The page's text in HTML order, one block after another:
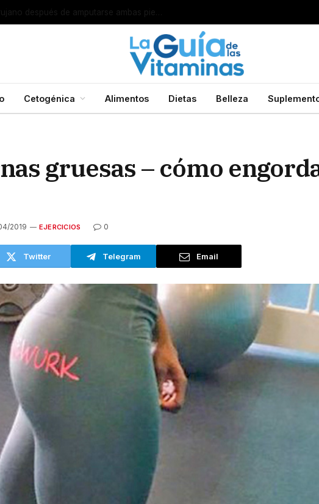
tu cuerpo
Cetogénica Alimentos Dietas Belleza
gruesas – cómo
2019 EJERCICIOS 0
Twitter Telegram Email